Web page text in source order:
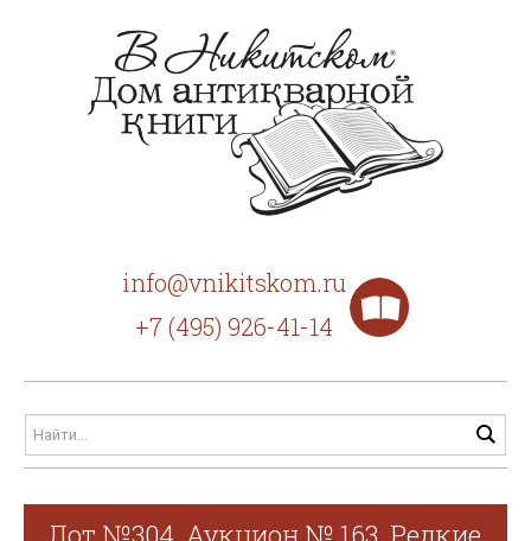
info@vnikitskom.ru
+7 (495) 926-41-14